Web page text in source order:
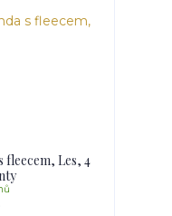
fleecem, Les, 4